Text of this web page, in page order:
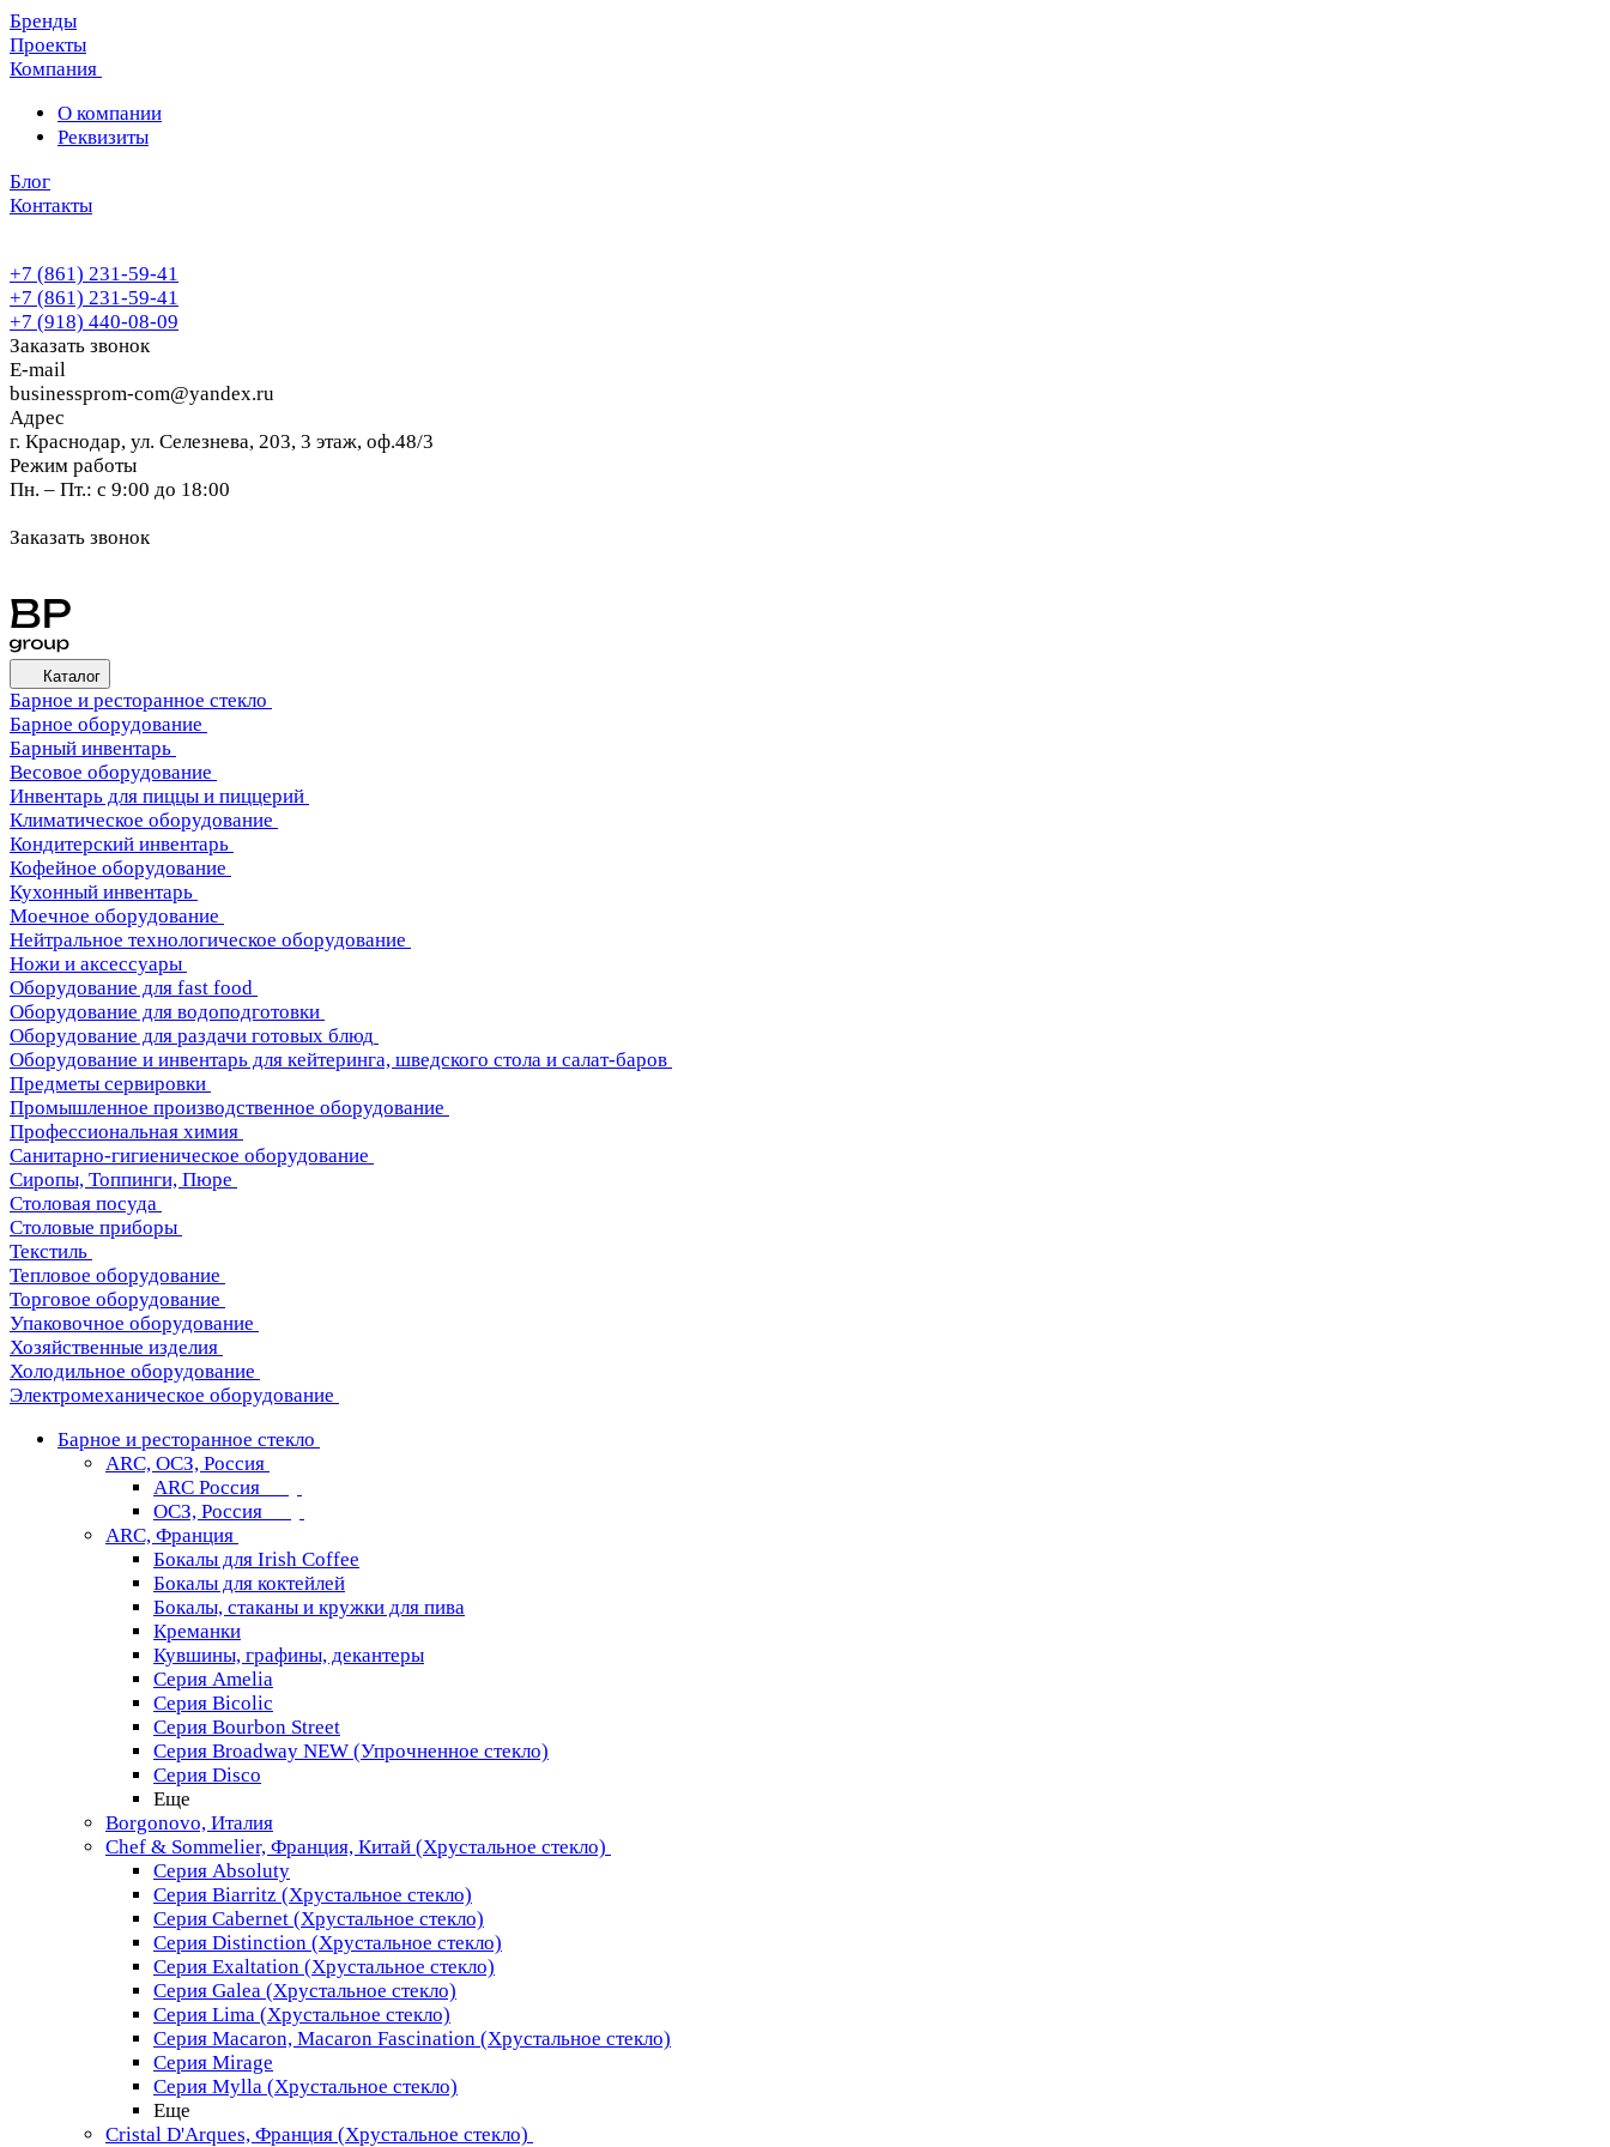
Бренды
Проекты
Компания
О компании
Реквизиты
Блог
Контакты
+7 (861) 231-59-41
+7 (861) 231-59-41
+7 (918) 440-08-09
Заказать звонок
E-mail
businessprom-com@yandex.ru
Адрес
г. Краснодар, ул. Селезнева, 203, 3 этаж, оф.48/3
Режим работы
Пн. – Пт.: с 9:00 до 18:00
Заказать звонок
Каталог
Барное и ресторанное стекло
Барное оборудование
Барный инвентарь
Весовое оборудование
Инвентарь для пиццы и пиццерий
Климатическое оборудование
Кондитерский инвентарь
Кофейное оборудование
Кухонный инвентарь
Моечное оборудование
Нейтральное технологическое оборудование
Ножи и аксессуары
Оборудование для fast food
Оборудование для водоподготовки
Оборудование для раздачи готовых блюд
Оборудование и инвентарь для кейтеринга, шведского стола и салат-баров
Предметы сервировки
Промышленное производственное оборудование
Профессиональная химия
Санитарно-гигиеническое оборудование
Сиропы, Топпинги, Пюре
Столовая посуда
Столовые приборы
Текстиль
Тепловое оборудование
Торговое оборудование
Упаковочное оборудование
Хозяйственные изделия
Холодильное оборудование
Электромеханическое оборудование
Барное и ресторанное стекло
ARC, ОСЗ, Россия
ARC Россия
ОСЗ, Россия
ARC, Франция
Бокалы для Irish Coffee
Бокалы для коктейлей
Бокалы, стаканы и кружки для пива
Креманки
Кувшины, графины, декантеры
Серия Amelia
Серия Bicolic
Серия Bourbon Street
Серия Broadway NEW (Упрочненное стекло)
Серия Disco
Еще
Borgonovo, Италия
Chef & Sommelier, Франция, Китай (Хрустальное стекло)
Серия Absoluty
Серия Biarritz (Хрустальное стекло)
Серия Cabernet (Хрустальное стекло)
Серия Distinction (Хрустальное стекло)
Серия Exaltation (Хрустальное стекло)
Серия Galea (Хрустальное стекло)
Серия Lima (Хрустальное стекло)
Серия Macaron, Macaron Fascination (Хрустальное стекло)
Серия Mirage
Серия Mylla (Хрустальное стекло)
Еще
Cristal D'Arques, Франция (Хрустальное стекло)